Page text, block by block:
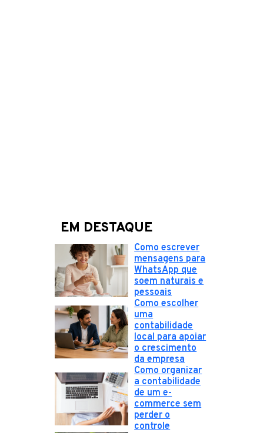
EM DESTAQUE
Como escrever
mensagens para
WhatsApp que
soem naturais e
pessoais
Como escolher
uma
contabilidade
local para apoiar
o crescimento
da empresa
Como organizar
a contabilidade
de um e-
commerce sem
perder o
controle